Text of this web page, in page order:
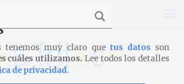
tenemos muy claro quetus datos son
cuáles utilizamos. Lee todos los detalles
de privacidad.